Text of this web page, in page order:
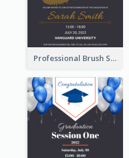
Professional Brush Script Graduation Invitation Design